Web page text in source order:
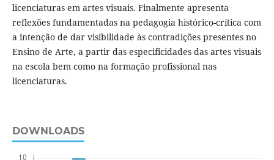
licenciaturas em artes visuais. Finalmente apresenta
reflexões fundamentadas na pedagogia histórico-crítica com
a intenção de dar visibilidade às contradições presentes no
Ensino de Arte, a partir das especificidades das artes visuais
na escola bem como na formação profissional nas
licenciaturas.
DOWNLOADS